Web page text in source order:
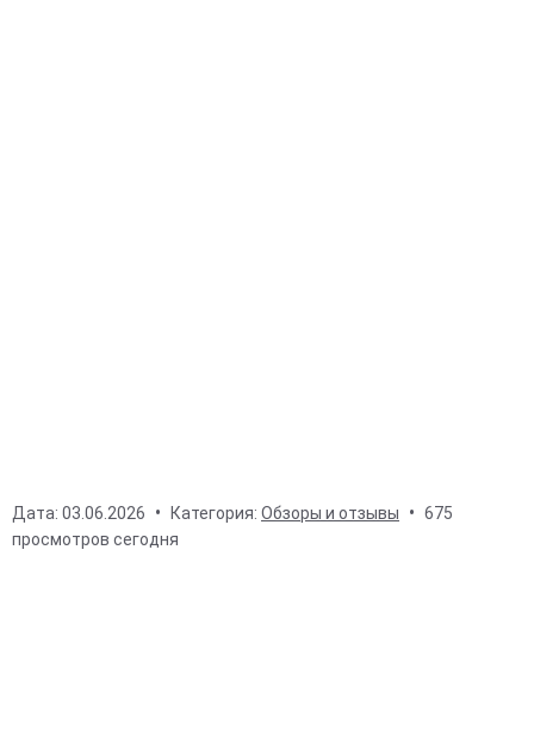
Дата: 03.06.2026 Категория: Обзоры и отзывы
675
просмотров сегодня